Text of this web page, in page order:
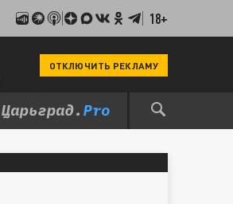
18+
ОТКЛЮЧИТЬ РЕКЛАМУ